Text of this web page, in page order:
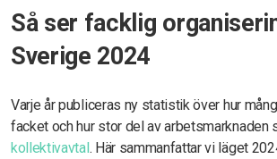
Så ser facklig
Sverige 2024
Varje år publiceras ny statistik över hur
facket och hur stor del av arbetsmarknaden
kollektivavtal. Här sammanfattar vi läget